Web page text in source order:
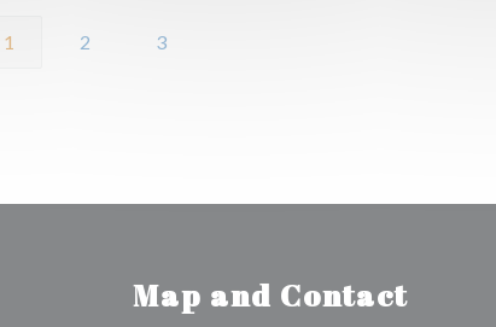
1 2 3
Map and Contact